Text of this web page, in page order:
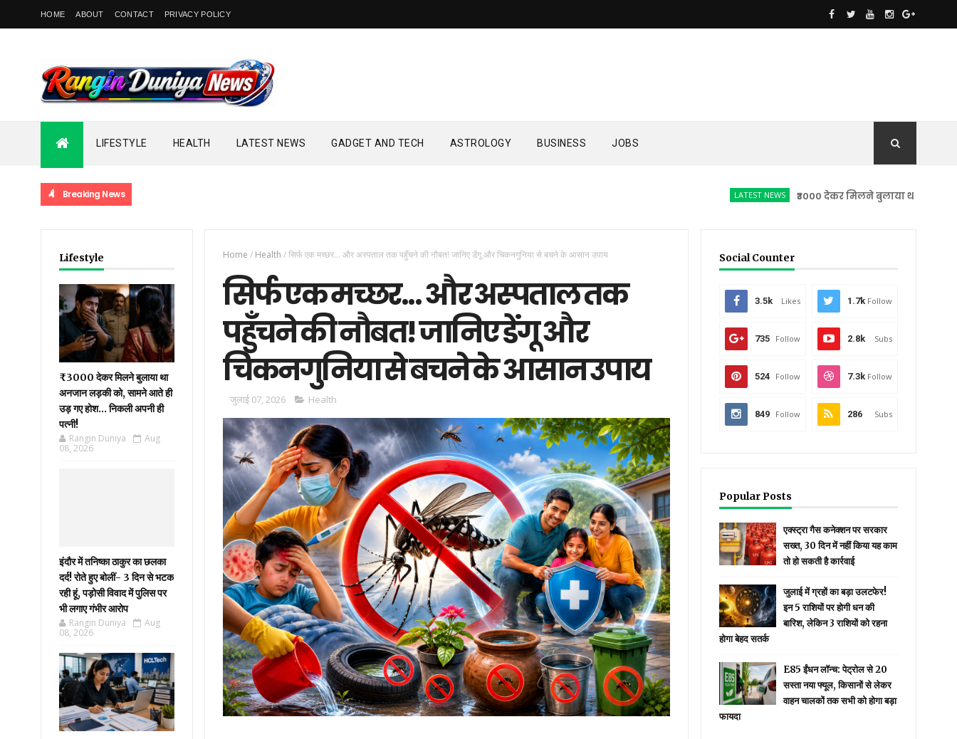
HOME ABOUT CONTACT PRIVACY POLICY
LIFESTYLE HEALTH LATEST NEWS GADGET AND TECH ASTROLOGY BUSINESS JOBS
Breaking News LATEST NEWS
₹3000 देकर मिलने बुलाया था अनजान लड़की
Lifestyle
₹3000 देकर मिलने बुलाया था
अनजान लड़की को, सामने आते ही
उड़ गए होश… निकली अपनी ही
पत्नी!
Rangin Duniya
Aug
08, 2026
इंदौर में तनिष्का ठाकुर का छलका
दर्द! रोते हुए बोलीं- 3 दिन से भटक
रही हूं, पड़ोसी विवाद में पुलिस पर
भी लगाए गंभीर आरोप
Rangin Duniya
Aug
08, 2026
Home / Health /सिर्फ एक मच्छर... और अस्पताल तक पहुँचने की नौबत! जानिए डेंगू और चिकनगुनिया से बचने के आसान उपाय
सिर्फ एक मच्छर... और अस्पताल तक
पहुँचने की नौबत! जानिए डेंगू और
चिकनगुनिया से बचने के आसान उपाय
जुलाई 07, 2026 Health
Social Counter
3.5k Likes 1.7k Follow
735 Follow 2.8k Subs
524 Follow 7.3k Follow
849 Follow 286 Subs
Popular Posts
एक्स्ट्रा गैस कनेक्शन पर सरकार
सख्त, 30 दिन में नहीं किया यह काम
तो हो सकती है कार्रवाई
जुलाई में ग्रहों का बड़ा उलटफेर!
इन 5 राशियों पर होगी धन की
बारिश, लेकिन 3 राशियों को रहना
होगा बेहद सतर्क
E85 ईंधन लॉन्च: पेट्रोल से ₹20
सस्ता नया फ्यूल, किसानों से लेकर
वाहन चालकों तक सभी को होगा बड़ा
फायदा